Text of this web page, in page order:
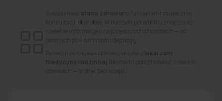
Świadomość stanu zdrowia to fundament skutecznej
konsultacji lekarskiej. W naszym poradniku znajdziesz
rzetelne informacje o najczęstszych chorobach — od
skórnych po Hashimoto i depresję.
Po lekturze możesz umówić wizytę z lekarzem
medycyny rodzinnej Telemedi i porozmawiać o swoich
objawach — online, bez kolejki.